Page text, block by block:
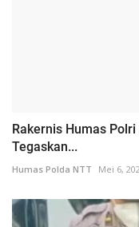
Rakernis Humas
Tegaskan...
Humas Polda NTT Mei 6,